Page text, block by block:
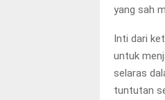
yang sah
Inti dari
untuk
selaras
tuntutan